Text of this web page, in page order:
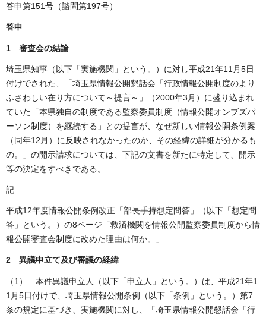
答申第151号（諮問第197号）
答申
1 審査会の結論
埼玉県知事（以下「実施機関」という。）に対し平成21年11月5日
付けでされた、「埼玉県情報公開懇話会「行政情報公開制度のより
ふさわしい在り方について～提言～」（2000年3月）に盛り込まれ
ていた「本県独自の制度である監察委員制度（情報公開オンブズパ
ーソン制度）を継続する」との提言が、なぜ新しい情報公開条例案
（同年12月）に反映されなかったのか、その経緯の詳細が分かるも
の。」の開示請求については、下記の文書を新たに特定して、開示
等の決定をすべきである。
記
平成12年度情報公開条例改正「部長手持想定問答」（以下「想定問
答」という。）の8ページ「救済機関を情報公開監察委員制度から情
報公開審査会制度に改めた理由は何か。」
2 異議申立て及び審議の経緯
（1） 本件異議申立人（以下「申立人」という。）は、平成21年1
1月5日付けで、埼玉県情報公開条例（以下「条例」という。）第7
条の規定に基づき、実施機関に対し、「埼玉県情報公開懇話会「行